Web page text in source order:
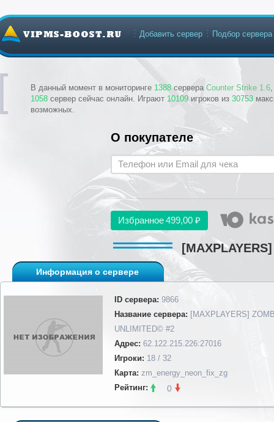
В данный момент в мониторинге 1388 сервера Counter Strike 1.6
1058 сервер сейчас онлайн. Играют 10109 игроков из 30753
возможных.
Добавить сервер Подбор сервера
О покупателе
Избранное499,00 ₽
Информация о сервере
ID сервера: 9866
Название сервера: [MAXPLAYERS]
UNLIMITED© #2
Адрес: 62.122.215.226:27016
Игроки: 18 / 32
Карта: zm_energy_neon_fix_zg
Рейтинг:
0